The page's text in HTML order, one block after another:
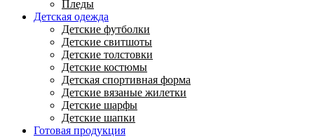
Пледы
Детская одежда
Детские футболки
Детские свитшоты
Детские толстовки
Детские костюмы
Детская спортивная форма
Детские вязаные жилетки
Детские шарфы
Детские шапки
Готовая продукция